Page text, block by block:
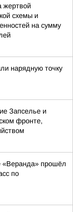
жертвой
схемы и
на сумму
нарядную точку
Запселье и
фронте,
«Веранда» прошёл
по